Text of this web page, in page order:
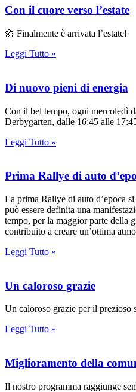
Con il cuore verso l’estate
🌼 Finalmente è arrivata l’estate!
Leggi Tutto »
Di nuovo pieni di energia
Con il bel tempo, ogni mercoledì
Derbygarten, dalle 16:45 alle
Leggi Tutto »
Prima Rallye di auto
La prima Rallye di auto d’epoca
può essere definita una
tempo, per la maggior parte della
contribuito a creare un’ottima
Leggi Tutto »
Un caloroso grazie
Un caloroso grazie per il
Leggi Tutto »
Miglioramento della
Il nostro programma raggiunge